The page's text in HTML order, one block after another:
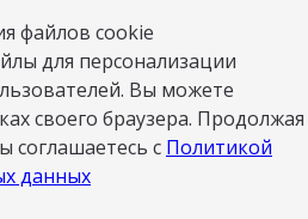
файлов cookie
для персонализации
Вы можете
своего браузера. Продолжая
соглашаетесь с Политикой
данных